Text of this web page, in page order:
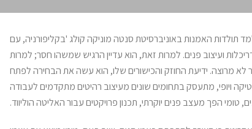
ב 1965, טומי למד תולדות האמנות באוניברסיטת סנטה מוניקה קולג 'בקליפורניה, עם
ועיצוב פנים. למרות זאת, הוא עדיין הרגיש שמשהו חסר; למרות
לא מרוצה. ידיעת החוזק והכישורים שלו, הוא עשה את הבחירה לפתח
ויופי, מתעסק בתחומים שונים מעיצוב רהיטים מתקדמים לעבודה
הפך מעצב פנים יוקרתי, תכנון פרויקטים עבור האליטה הוליווד.